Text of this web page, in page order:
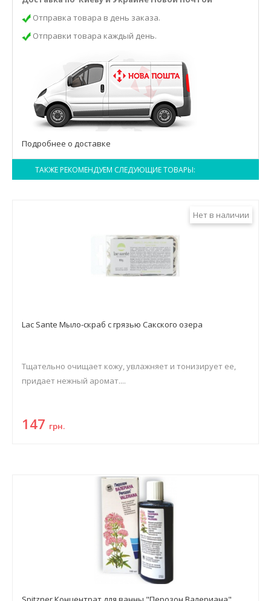
Отправка товара в день заказа.
Отправки товара каждый день.
Подробнее о доставке
ТАКЖЕ РЕКОМЕНДУЕМ СЛЕДУЮЩИЕ ТОВАРЫ:
Нет в наличии
Lac Sante Мыло-скраб с грязью Сакского озера
Тщательно очищает кожу, увлажняет и тонизирует ее,
придает нежный аромат....
147 грн.